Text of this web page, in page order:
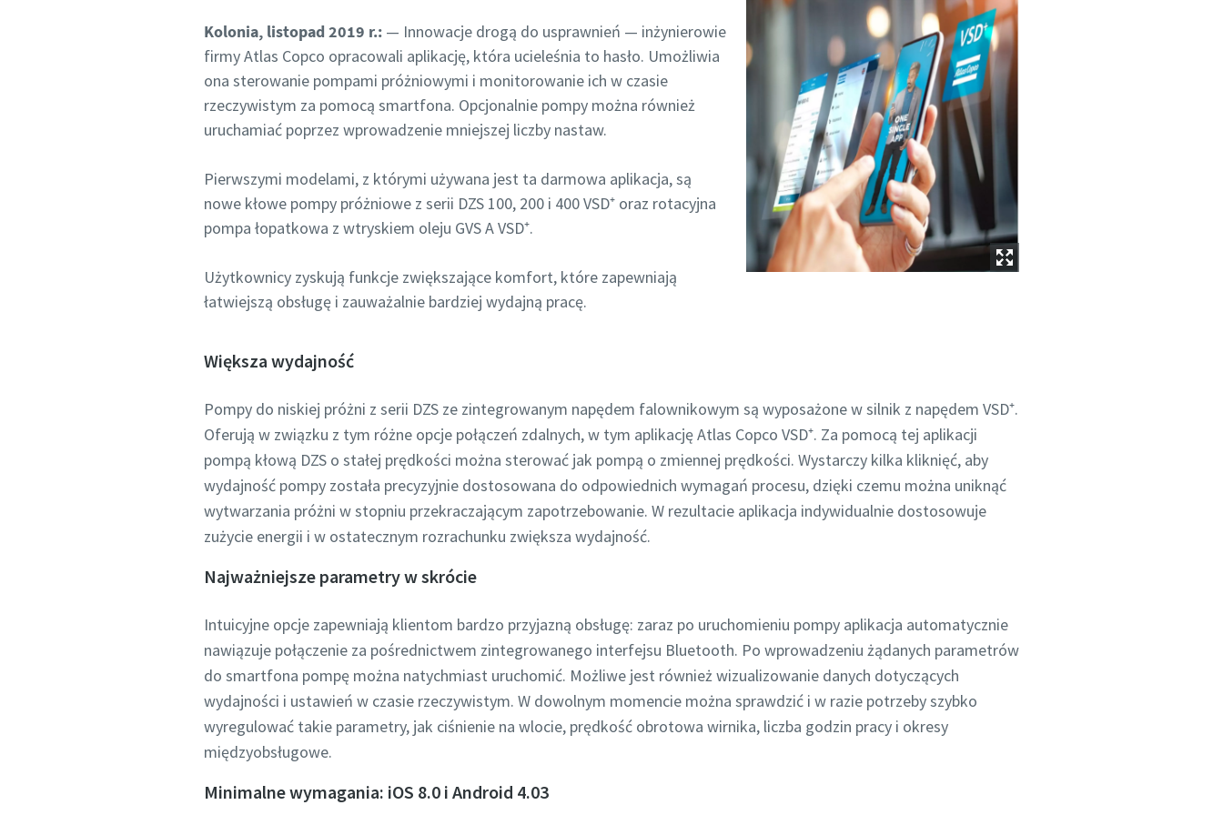
Kolonia, listopad 2019 r.: — Innowacje drogą do usprawnień — inżynierowie
firmy Atlas Copco opracowali aplikację, która ucieleśnia to hasło. Umożliwia
ona sterowanie pompami próżniowymi i monitorowanie ich w czasie
rzeczywistym za pomocą smartfona. Opcjonalnie pompy można również
uruchamiać poprzez wprowadzenie mniejszej liczby nastaw.
Pierwszymi modelami, z którymi używana jest ta darmowa aplikacja, są
nowe kłowe pompy próżniowe z serii DZS 100, 200 i 400 VSD⁺ oraz rotacyjna
pompa łopatkowa z wtryskiem oleju GVS A VSD⁺.
Użytkownicy zyskują funkcje zwiększające komfort, które zapewniają
łatwiejszą obsługę i zauważalnie bardziej wydajną pracę.
Większa wydajność
Pompy do niskiej próżni z serii DZS ze zintegrowanym napędem falownikowym są wyposażone w silnik z napędem VSD⁺.
Oferują w związku z tym różne opcje połączeń zdalnych, w tym aplikację Atlas Copco VSD⁺. Za pomocą tej aplikacji
pompą kłową DZS o stałej prędkości można sterować jak pompą o zmiennej prędkości. Wystarczy kilka kliknięć, aby
wydajność pompy została precyzyjnie dostosowana do odpowiednich wymagań procesu, dzięki czemu można uniknąć
wytwarzania próżni w stopniu przekraczającym zapotrzebowanie. W rezultacie aplikacja indywidualnie dostosowuje
zużycie energii i w ostatecznym rozrachunku zwiększa wydajność.
Najważniejsze parametry w skrócie
Intuicyjne opcje zapewniają klientom bardzo przyjazną obsługę: zaraz po uruchomieniu pompy aplikacja automatycznie
nawiązuje połączenie za pośrednictwem zintegrowanego interfejsu Bluetooth. Po wprowadzeniu żądanych parametrów
do smartfona pompę można natychmiast uruchomić. Możliwe jest również wizualizowanie danych dotyczących
wydajności i ustawień w czasie rzeczywistym. W dowolnym momencie można sprawdzić i w razie potrzeby szybko
wyregulować takie parametry, jak ciśnienie na wlocie, prędkość obrotowa wirnika, liczba godzin pracy i okresy
międzyobsługowe.
Minimalne wymagania: iOS 8.0 i Android 4.03
Wszystkie pola oznaczone (*) są obowiązkowe
Dane osobowe
Nazwisko
Adres e-mail
Telefon
Dodatkowe informacje
Firma
Miasto
Kod pocztowy
Wszystkie pola oznaczone (*) są obowiązkowe
Dane osobowe
Nazwisko
Adres e-mail
Telefon
Dodatkowe informacje
Firma
Miasto
Kod pocztowy
Wszystkie pola oznaczone (*) są obowiązkowe
Dane osobowe
Nazwisko
Adres e-mail
Telefon
Dodatkowe informacje
Firma
Miasto
Kod pocztowy